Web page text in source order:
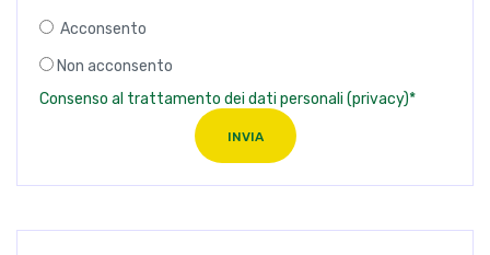
557 - Albaredo d'Adige
Albaredo d'Adige (VR)
Albaredo d'Adige
€ 15.000,00